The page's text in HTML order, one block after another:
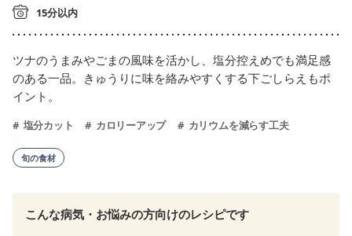
15分以内
ツナのうまみやごまの風味を活かし、塩分控えめでも満足感
のある一品。きゅうりに味を絡みやすくする下ごしらえもポ
イント。
塩分カット カロリーアップ カリウムを減らす工夫
旬の食材
こんな病気・お悩みの方向けのレシピです